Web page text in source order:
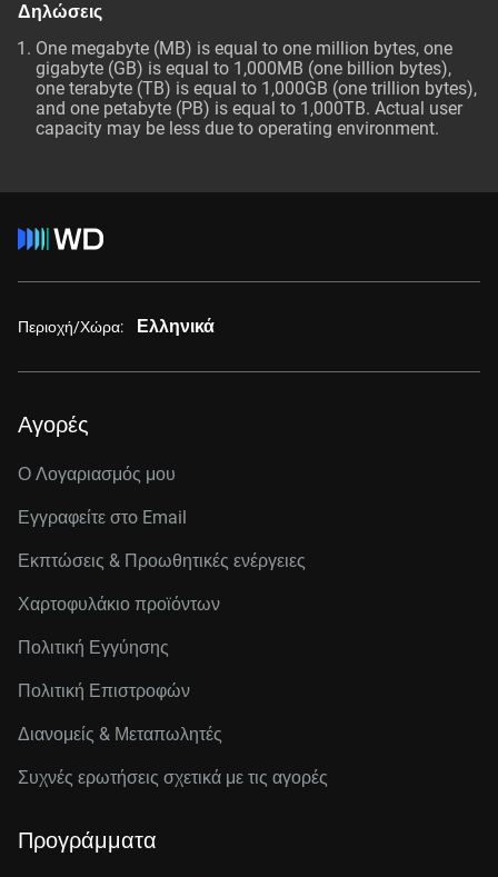
Δηλώσεις
One megabyte (MB) is equal to one million bytes, one
gigabyte (GB) is equal to 1,000MB (one billion bytes),
one terabyte (TB) is equal to 1,000GB (one trillion bytes),
and one petabyte (PB) is equal to 1,000TB. Actual user
capacity may be less due to operating environment.
Περιοχή/Χώρα: Ελληνικά
Αγορές
Ο Λογαριασμός μου
Εγγραφείτε στo Email
Εκπτώσεις & Προωθητικές ενέργειες
Χαρτοφυλάκιο προϊόντων
Πολιτική Εγγύησης
Πολιτική Επιστροφών
Διανομείς & Μεταπωλητές
Συχνές ερωτήσεις σχετικά με τις αγορές
Προγράμματα